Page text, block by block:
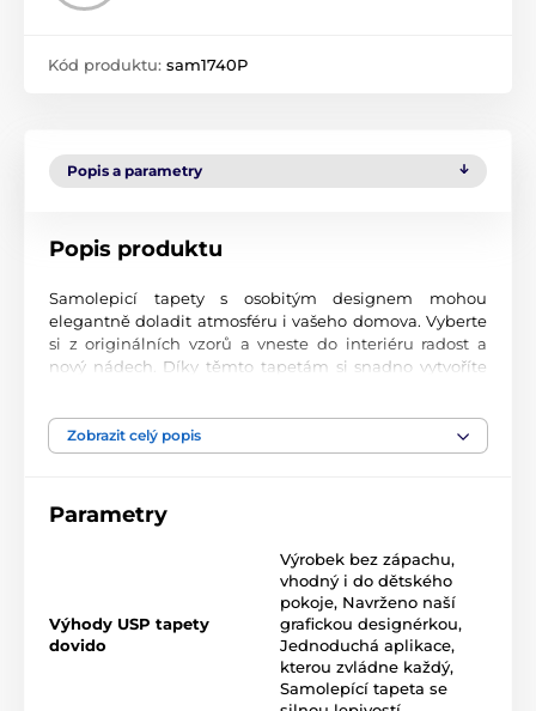
Kód produktu: sam1740P
Popis a parametry
Popis produktu
Samolepicí tapety s osobitým designem mohou
elegantně doladit atmosféru i vašeho domova. Vyberte
si z originálních vzorů a vneste do interiéru radost a
nový nádech. Díky těmto tapetám si snadno vytvoříte
Precizní tisková kvalita
technologie nanáší potisk na fólii o tloušťce 90 µm.
akrylovým lepidlem s vysokou přilnavostí, které zajišťuje
dokonalé uchycení. Díky technologii tisku jsou velmi
Rozměr tapety v roli (šířka x výška v cm):
Zobrazit celý popis
Parametry
Výhody USP tapety
dovido
Výrobek bez zápachu,
vhodný i do dětského
pokoje, Navrženo naší
grafickou designérkou,
Jednoduchá aplikace,
kterou zvládne každý,
Samolepící tapeta se